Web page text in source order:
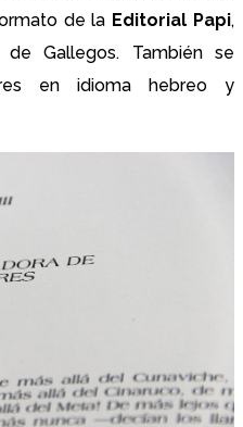
de la Editorial Papi,
Gallegos. También se
en idioma hebreo y